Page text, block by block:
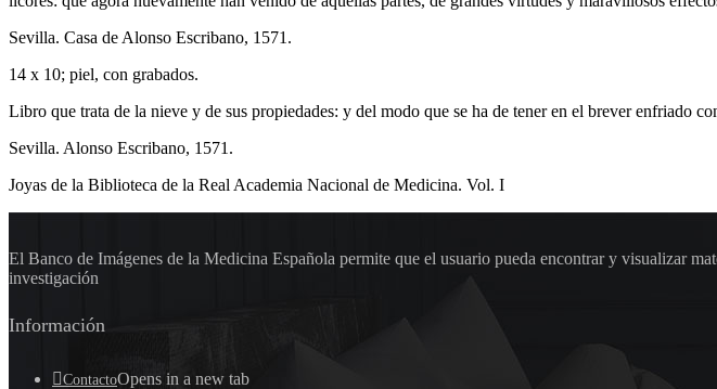
Sevilla. Casa de Alonso Escribano, 1571.
14 x 10; piel, con grabados.
Libro que trata de la nieve y de sus propiedades: y del modo que se ha de tener en el brever enfriado
Sevilla. Alonso Escribano, 1571.
Joyas de la Biblioteca de la Real Academia Nacional de Medicina. Vol. I
El Banco de Imágenes de la Medicina Española permite que el usuario pueda encontrar y visualizar
investigación
Información
ContactoOpens in a new tab